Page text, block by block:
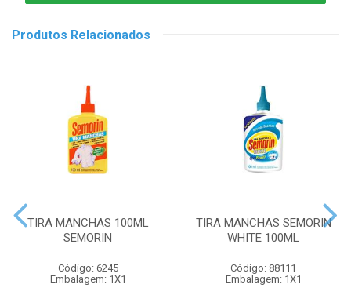
Produtos Relacionados
TIRA MANCHAS 100ML
SEMORIN
Código: 6245
Embalagem: 1X1
TIRA MANCHAS SEMORIN
WHITE 100ML
Código: 88111
Embalagem: 1X1